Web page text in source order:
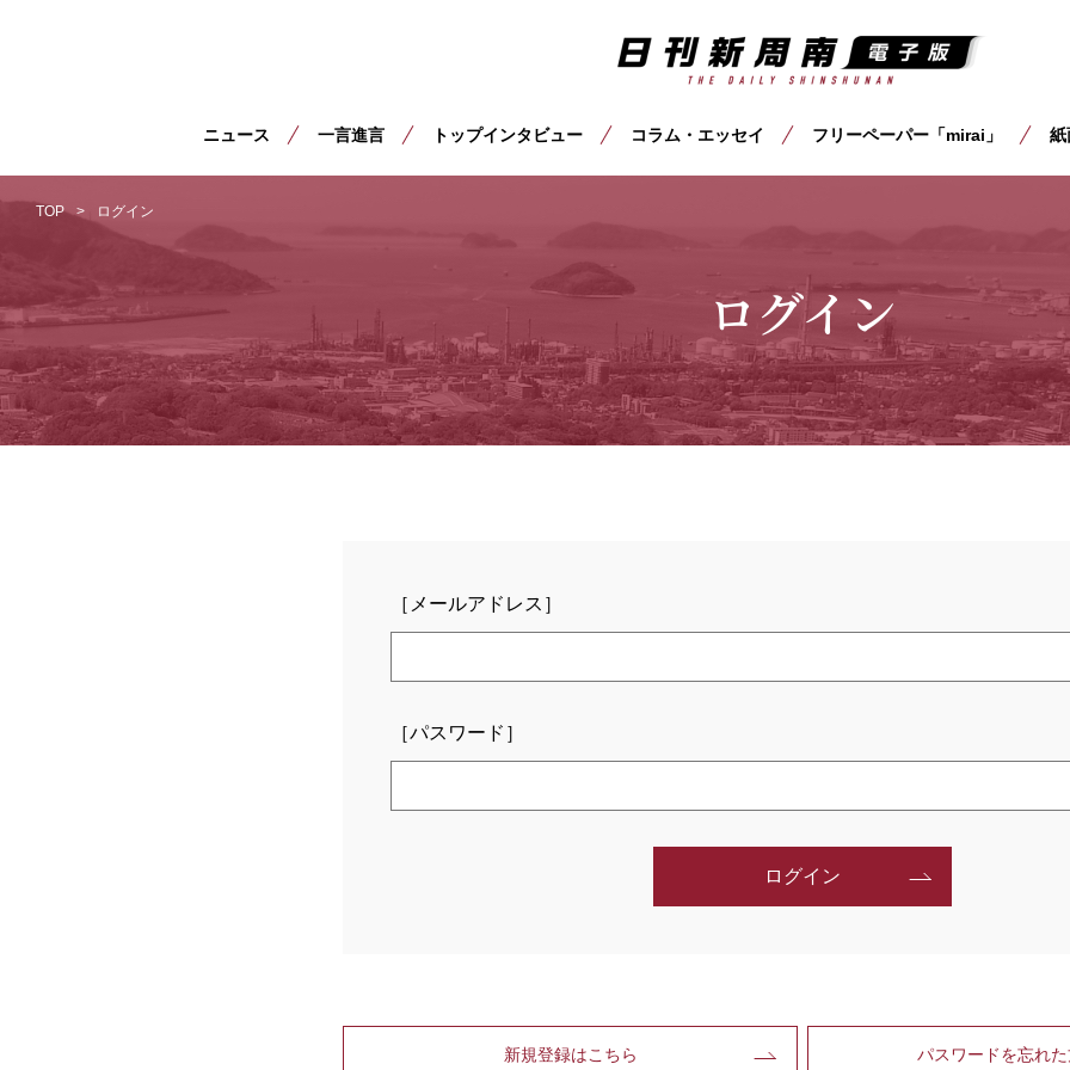
ニュース 一言進言 トップインタビュー コラム・エッセイ フリーペーパー「mirai」 紙
TOP ログイン
ログイン
［メールアドレス］
［パスワード］
ログイン
新規登録はこちら パスワードを忘れ